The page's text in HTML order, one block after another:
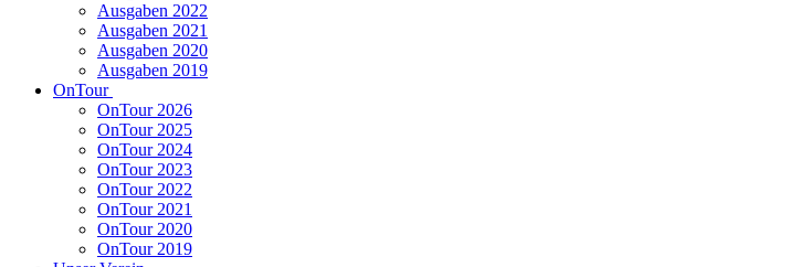
Ausgaben 2022
Ausgaben 2021
Ausgaben 2020
Ausgaben 2019
OnTour
OnTour 2026
OnTour 2025
OnTour 2024
OnTour 2023
OnTour 2022
OnTour 2021
OnTour 2020
OnTour 2019